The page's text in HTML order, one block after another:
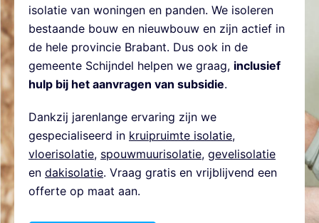
isolatie van woningen en panden. We isoleren
bestaande bouw en nieuwbouw en zijn actief in
de hele provincie Brabant. Dus ook in de
gemeente Schijndel helpen we graag, inclusief
hulp bij het aanvragen van subsidie.
Dankzij jarenlange ervaring zijn we
gespecialiseerd in kruipruimte isolatie,
vloerisolatie, spouwmuurisolatie, gevelisolatie
en dakisolatie. Vraag gratis en vrijblijvend een
offerte op maat aan.